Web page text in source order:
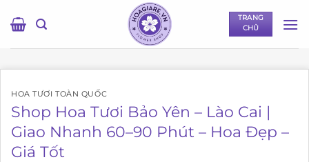
qua
TRANG
CHỦ
HOA TƯƠI TOÀN QUỐC
Shop Hoa Tươi Bảo Yên – Lào Cai |
Giao Nhanh 60–90 Phút – Hoa Đẹp –
Giá Tốt